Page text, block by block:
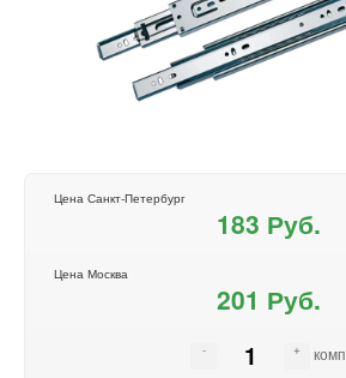
Цена Санкт-Петербург
183 Руб.
Цена Москва
201 Руб.
комп